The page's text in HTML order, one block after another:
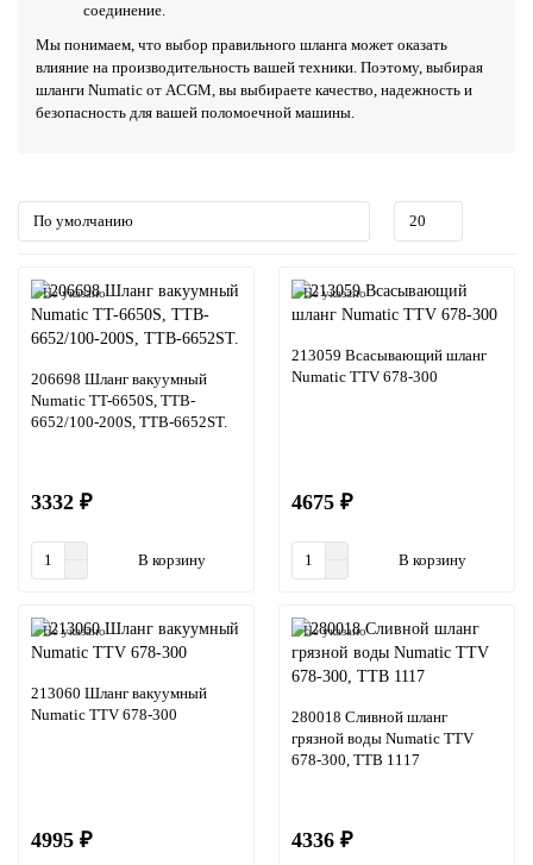
соединение.
Мы понимаем, что выбор правильного шланга может оказать
влияние на производительность вашей техники. Поэтому, выбирая
шланги Numatic от ACGM, вы выбираете качество, надежность и
безопасность для вашей поломоечной машины.
Не указано
206698 Шланг вакуумный
Numatic TT-6650S, TTB-
6652/100-200S, TTB-6652ST.
3332 ₽
В корзину
Не указано
213059 Всасывающий шланг
Numatic TTV 678-300
4675 ₽
В корзину
Не указано
213060 Шланг вакуумный
Numatic TTV 678-300
4995 ₽
Не указано
280018 Сливной шланг
грязной воды Numatic TTV
678-300, TTB 1117
4336 ₽